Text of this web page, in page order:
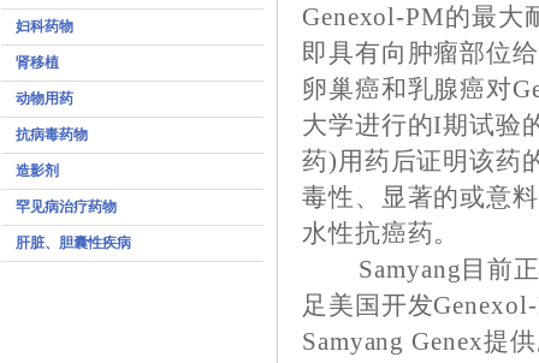
妇科药物
肾移植
动物用药
抗病毒药物
造影剂
罕见病治疗药物
肝脏、胆囊性疾病
Genexol-PM的最大
即具有向肿瘤部位
卵巢癌和乳腺癌对
大学进行的I期试验
药)用药后证明该药
毒性、显著的或意
水性抗癌药。
Samyang目前正
足美国开发
Samyang Genex提